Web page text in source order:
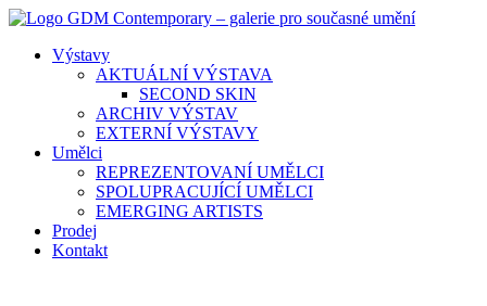
Přejít
obsahuVýstavy
AKTUÁLNÍ VÝSTAVA
SECOND SKIN
ARCHIV VÝSTAV
EXTERNÍ VÝSTAVY
Umělci
REPREZENTOVANÍ UMĚLCI
SPOLUPRACUJÍCÍ UMĚLCI
EMERGING ARTISTS
Prodej
Kontakt